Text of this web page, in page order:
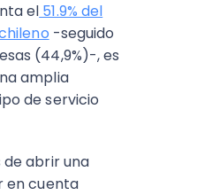
el 51.9% del
-seguido
(44,9%)-, es
amplia
de servicio
abrir una
en cuenta